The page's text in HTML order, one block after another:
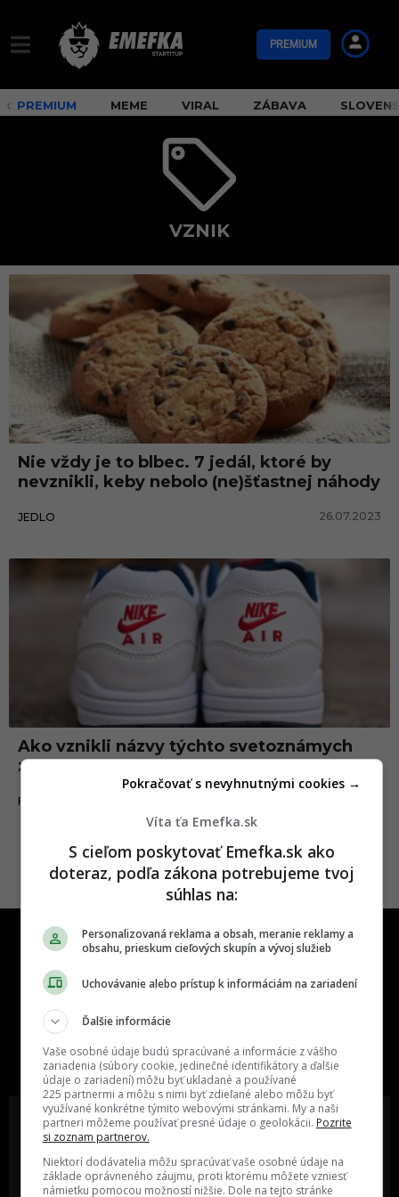
PREMIUM
PREMIUM MEME VIRAL ZÁBAVA
VZNIK
v
z
n
i
Nie vždy je to blbec. 7 jedál, ktoré by
nevznikli, keby nebolo (ne)šťastnej náhody
JEDLO 26.07.2023
Ako vznikli názvy týchto svetoznámych
značiek? Niektoré ťa prekvapia
FAKTY A ZAUJÍMAVOSTI
One time najzábavnejšie miesto na
slovenskom internete, next time
najzabávnejšie miesto na svete
Oslov reklamou viac ako milión
ľudí v rôznych vekových
kategóriách a na rôznych
Vieš o niečom zaujímavom alebo
poznáš niekoho, o kom by sme
mali určite napísať?
Víta ťa Emefka.sk
S cieľom poskytovať Emefka.sk ako
doteraz, podľa zákona potrebujeme tvoj
súhlas na:
Personalizovaná reklama a obsah, meranie reklamy a
obsahu, prieskum cieľových skupín a vývoj služieb
Uchovávanie alebo prístup k informáciám na zariadení
Ďalšie informácie
Vaše osobné údaje budú spracúvané a informácie z vášho
zariadenia (súbory cookie, jedinečné identifikátory a ďalšie
údaje o zariadení) môžu byť ukladané a používané
225 partnermi a môžu s nimi byť zdieľané alebo môžu byť
využívané konkrétne týmito webovými stránkami. My a naši
partneri môžeme používať presné údaje o geolokácii. Pozrite
si zoznam partnerov.
Niektorí dodávatelia môžu spracúvať vaše osobné údaje na
základe oprávneného záujmu, proti ktorému môžete vzniesť
námietku pomocou možností nižšie. Dole na tejto stránke
Pokračovať s nevyhnutnými cookies →